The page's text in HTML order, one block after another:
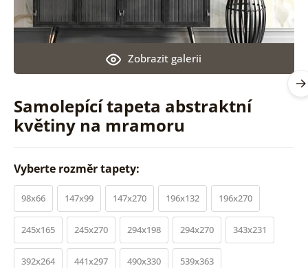
Samolepící tapeta abstraktní
květiny na mramoru
Zobrazit galerii
Vyberte rozměr tapety:
98x66 147x99 147x270 196x132 196x270
245x165 245x270 294x198 294x270 343x231
392x264 441x297 490x330 539x363